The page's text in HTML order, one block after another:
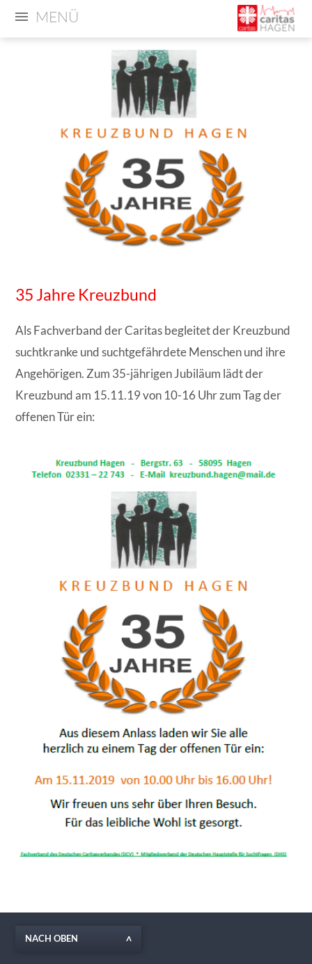
MENÜ
35 Jahre Kreuzbund
Als Fachverband der Caritas begleitet der Kreuzbund
suchtkranke und suchtgefährdete Menschen und ihre
Angehörigen. Zum 35-jährigen Jubiläum lädt der
Kreuzbund am 15.11.19 von 10-16 Uhr zum Tag der
offenen Tür ein:
NACH OBEN